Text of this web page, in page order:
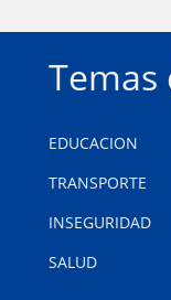
Temas
EDUCACION
TRANSPORTE
INSEGURIDAD
SALUD